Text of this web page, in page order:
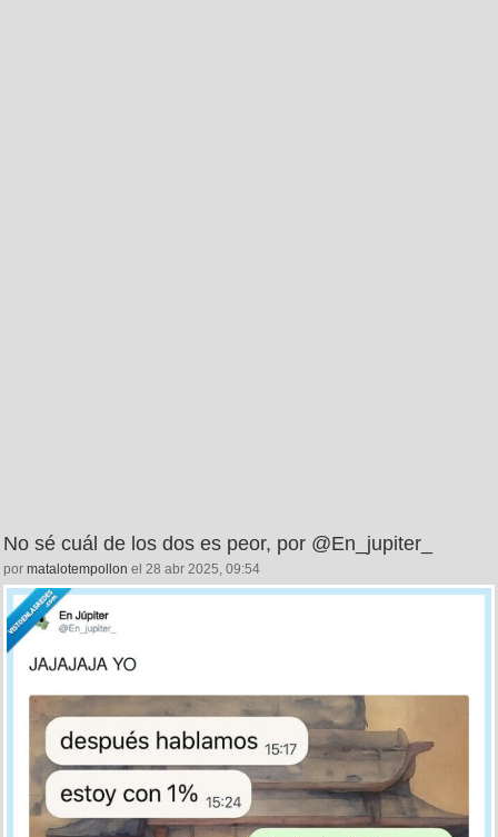
No sé cuál de los dos es peor, por @En_jupiter_
por matalotempollon el 28 abr 2025, 09:54